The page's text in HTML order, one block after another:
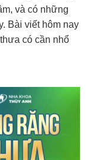
và có những
Bài viết hôm nay
có cần nhổ